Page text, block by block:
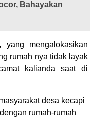
Bahayakan
mengalokasikan
rumah nya tidak layak
kalianda saat di
desa kecapi
rumah-rumah